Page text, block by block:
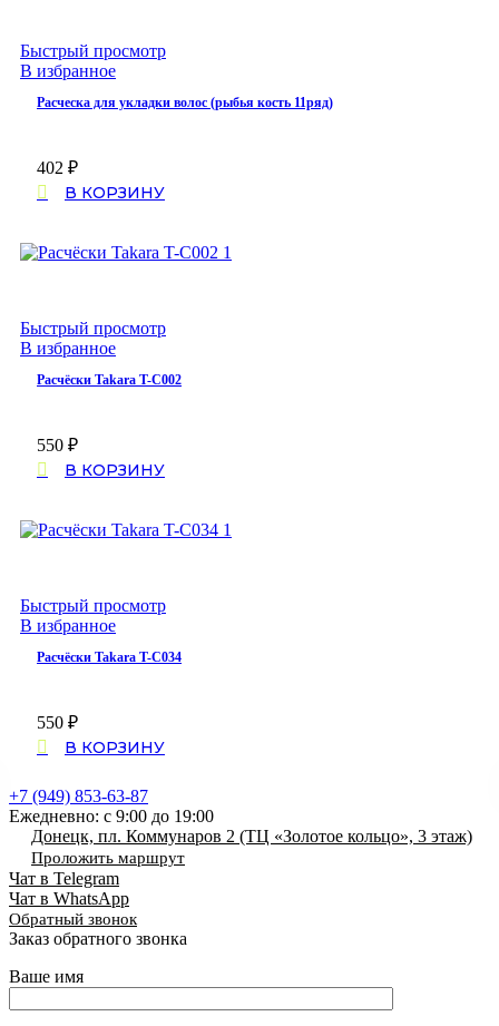
Быстрый просмотр
В избранное
Расческа для укладки волос (рыбья кость 11ряд)
402 ₽
В КОРЗИНУ
Быстрый просмотр
В избранное
Расчёски Takara T-C002
550 ₽
В КОРЗИНУ
Быстрый просмотр
В избранное
Расчёски Takara T-C034
550 ₽
В КОРЗИНУ
+7 (949) 853-63-87
Ежедневно: с 9:00 до 19:00
Донецк, пл. Коммунаров 2 (ТЦ «Золотое кольцо», 3 этаж)
Проложить маршрут
Чат в Telegram
Чат в WhatsApp
Обратный звонок
Заказ обратного звонка
Ваше имя